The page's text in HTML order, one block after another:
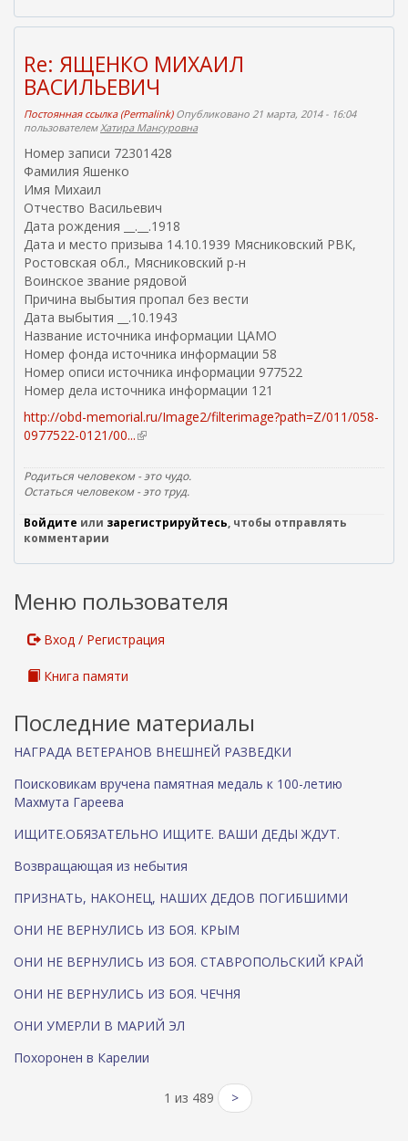
Re: ЯЩЕНКО МИХАИЛ
ВАСИЛЬЕВИЧ
Постоянная ссылка (Permalink)Опубликовано 21 марта, 2014 - 16:04
пользователемХатира Мансуровна
Номер записи 72301428
Фамилия Яшенко
Имя Михаил
Отчество Васильевич
Дата рождения __.__.1918
Дата и место призыва 14.10.1939 Мясниковский РВК,
Ростовская обл., Мясниковский р-н
Воинское звание рядовой
Причина выбытия пропал без вести
Дата выбытия __.10.1943
Название источника информации ЦАМО
Номер фонда источника информации 58
Номер описи источника информации 977522
Номер дела источника информации 121
http://obd-memorial.ru/Image2/filterimage?path=Z/011/058-
0977522-0121/00...(
н
е
н
я
с
л
Родиться человеком - это чудо.
Остаться человеком - это труд.
Войдите или зарегистрируйтесь, чтобы отправлять
комментарии
Меню пользователя
Вход / Регистрация
Книга памяти
Последние материалы
НАГРАДА ВЕТЕРАНОВ ВНЕШНЕЙ РАЗВЕДКИ
Поисковикам вручена памятная медаль к 100-летию
Махмута Гареева
ИЩИТЕ.ОБЯЗАТЕЛЬНО ИЩИТЕ. ВАШИ ДЕДЫ ЖДУТ.
Возвращающая из небытия
ПРИЗНАТЬ, НАКОНЕЦ, НАШИХ ДЕДОВ ПОГИБШИМИ
ОНИ НЕ ВЕРНУЛИСЬ ИЗ БОЯ. КРЫМ
ОНИ НЕ ВЕРНУЛИСЬ ИЗ БОЯ. СТАВРОПОЛЬСКИЙ КРАЙ
ОНИ НЕ ВЕРНУЛИСЬ ИЗ БОЯ. ЧЕЧНЯ
ОНИ УМЕРЛИ В МАРИЙ ЭЛ
Похоронен в Карелии
1 из 489 >